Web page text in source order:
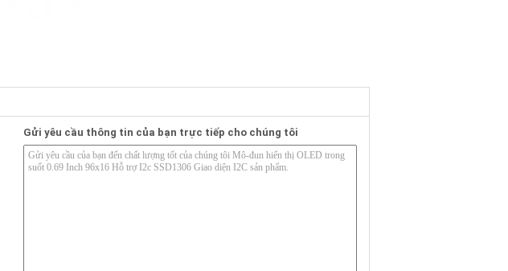
Gửi yêu cầu thông tin của bạn trực tiếp cho chúng tôi